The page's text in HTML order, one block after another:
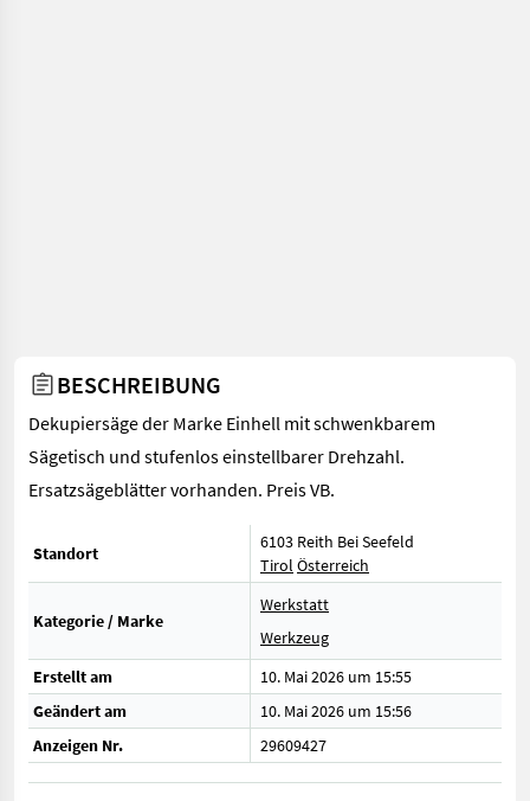
BESCHREIBUNG
Dekupiersäge der Marke Einhell mit schwenkbarem
Sägetisch und stufenlos einstellbarer Drehzahl.
Ersatzsägeblätter vorhanden. Preis VB.
Standort
6103 Reith Bei Seefeld
Tirol Österreich
Kategorie / Marke
Werkstatt
Werkzeug
Erstellt am
10. Mai 2026 um 15:55
Geändert am
10. Mai 2026 um 15:56
Anzeigen Nr.
29609427